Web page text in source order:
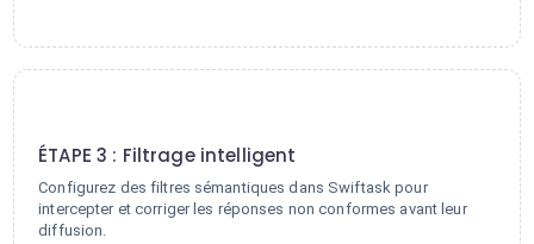
ÉTAPE 3 : Filtrage intelligent
Configurez des filtres sémantiques dans Swiftask pour
intercepter et corriger les réponses non conformes avant leur
diffusion.